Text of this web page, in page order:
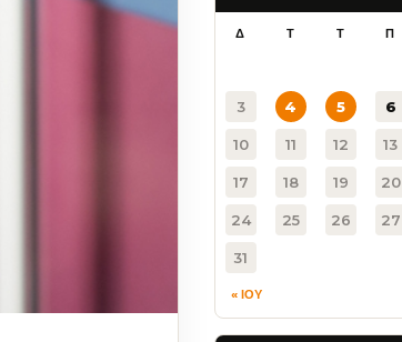
Δ Τ Τ Π
3 4 5 6
10 11 12 13
17 18 19 20
24 25 26 27
31
« ΙΟΥ